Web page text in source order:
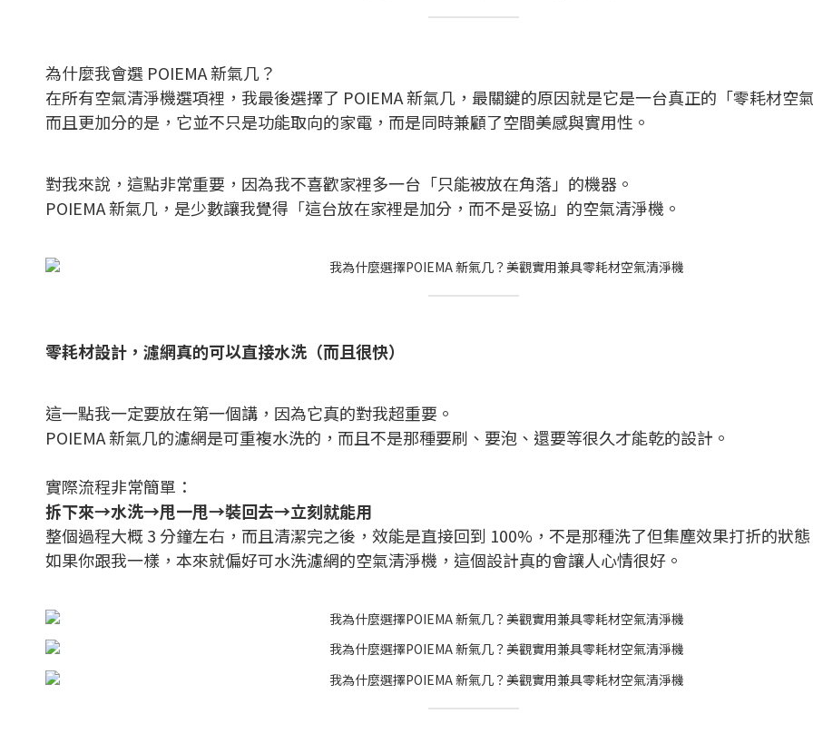
為什麼我會選 POIEMA 新氣几？
在所有空氣清淨機選項裡，我最後選擇了 POIEMA 新氣几，最關鍵的原因就是它是一台真正的「零耗材空
而且更加分的是，它並不只是功能取向的家電，而是同時兼顧了空間美感與實用性。
對我來說，這點非常重要，因為我不喜歡家裡多一台「只能被放在角落」的機器。
POIEMA 新氣几，是少數讓我覺得「這台放在家裡是加分，而不是妥協」的空氣清淨機。
零耗材設計，濾網真的可以直接水洗（而且很快）
這一點我一定要放在第一個講，因為它真的對我超重要。
POIEMA 新氣几的濾網是可重複水洗的，而且不是那種要刷、要泡、還要等很久才能乾的設計。
實際流程非常簡單：
拆下來→水洗→甩一甩→裝回去→立刻就能用
整個過程大概 3 分鐘左右，而且清潔完之後，效能是直接回到 100%，不是那種洗了但集塵效果打折的狀態
如果你跟我一樣，本來就偏好可水洗濾網的空氣清淨機，這個設計真的會讓人心情很好。